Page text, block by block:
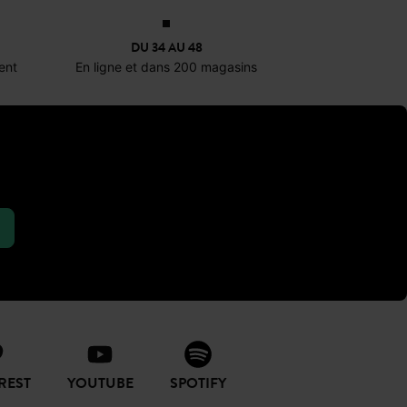
d’inspiration masculine, séduit
en jean associé à un
de paille et des sandales plates.
opaques, des bottines et un
DU 34 AU 48
En ligne et dans 200 magasins
YOUTUBE SPOTIFY